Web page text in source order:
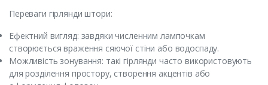
Переваги гірлянди штори:
Ефектний вигляд: завдяки численним лампочкам
створюється враження сяючої стіни або водоспаду.
Можливість зонування: такі гірлянди часто використовують
для розділення простору, створення акцентів або